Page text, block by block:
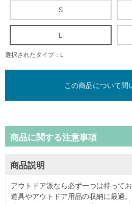
S
L
選択されたタイプ：L
この商品について問
商品説明
アウトドア派なら必ず一つは持って
道具やアウトドア用品の収納に最適
商品に関する注意事項